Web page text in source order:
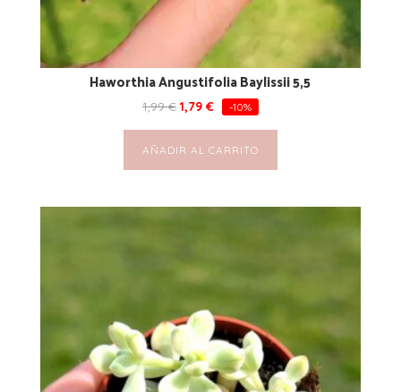
Haworthia Angustifolia Baylissii 5,5
1,99€ 1,79 € -10%
AÑADIR AL CARRITO